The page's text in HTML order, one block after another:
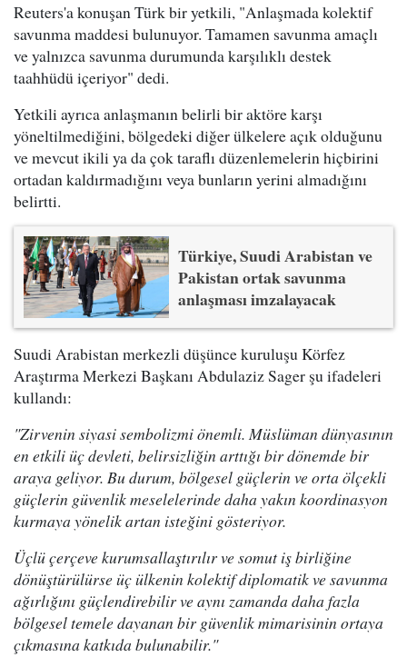
Reuters'a konuşan Türk bir yetkili, "Anlaşmada kolektif
savunma maddesi bulunuyor. Tamamen savunma amaçlı
ve yalnızca savunma durumunda karşılıklı destek
taahhüdü içeriyor" dedi.
Yetkili ayrıca anlaşmanın belirli bir aktöre karşı
yöneltilmediğini, bölgedeki diğer ülkelere açık olduğunu
ve mevcut ikili ya da çok taraflı düzenlemelerin hiçbirini
ortadan kaldırmadığını veya bunların yerini almadığını
belirtti.
Türkiye, Suudi Arabistan ve
Pakistan ortak savunma
anlaşması imzalayacak
Suudi Arabistan merkezli düşünce kuruluşu Körfez
Araştırma Merkezi Başkanı Abdulaziz Sager şu ifadeleri
kullandı:
"Zirvenin siyasi sembolizmi önemli. Müslüman dünyasının
en etkili üç devleti, belirsizliğin arttığı bir dönemde bir
araya geliyor. Bu durum, bölgesel güçlerin ve orta ölçekli
güçlerin güvenlik meselelerinde daha yakın koordinasyon
kurmaya yönelik artan isteğini gösteriyor.
Üçlü çerçeve kurumsallaştırılır ve somut iş birliğine
dönüştürülürse üç ülkenin kolektif diplomatik ve savunma
ağırlığını güçlendirebilir ve aynı zamanda daha fazla
bölgesel temele dayanan bir güvenlik mimarisinin ortaya
çıkmasına katkıda bulunabilir."